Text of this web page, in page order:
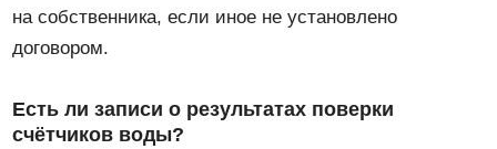
на собственника, если иное не установлено
договором.
Есть ли записи о результатах поверки
счётчиков воды?